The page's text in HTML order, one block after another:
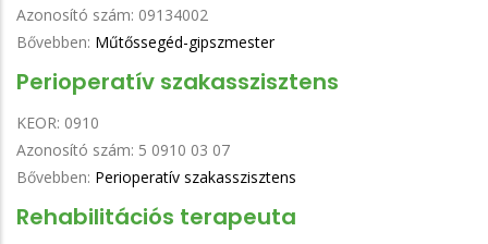
Azonosító szám: 09134002
Bővebben: Műtőssegéd-gipszmester
Perioperatív szakasszisztens
KEOR: 0910
Azonosító szám: 5 0910 03 07
Bővebben: Perioperatív szakasszisztens
Rehabilitációs terapeuta